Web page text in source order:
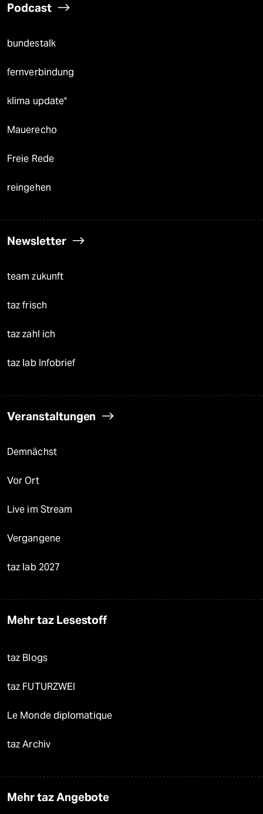
Podcast
bundestalk
fernverbindung
klima update°
Mauerecho
Freie Rede
reingehen
Newsletter
team zukunft
taz frisch
taz zahl ich
taz lab Infobrief
Veranstaltungen
Demnächst
Vor Ort
Live im Stream
Vergangene
taz lab 2027
Mehr taz Lesestoff
taz Blogs
taz FUTURZWEI
Le Monde diplomatique
taz Archiv
Mehr taz Angebote